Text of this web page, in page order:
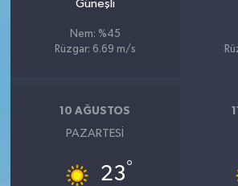
Güneşli
Nem: %45
Rüzgar: 6.69 m/s
10 AĞUSTOS
PAZARTESI
23°